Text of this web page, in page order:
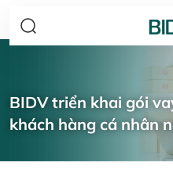
BIDV triển khai gói
khách hàng cá nhân